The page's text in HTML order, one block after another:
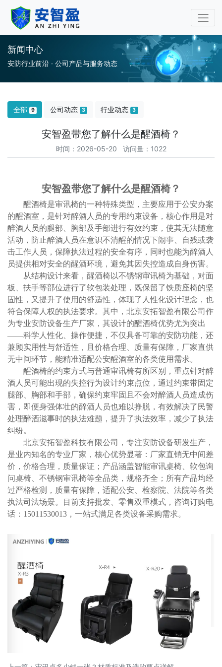
审讯桌审讯椅专业厂家-安
新闻中心
安防行业前沿 · 公司产品与服务动态
全部 9 公司动态 3 行业动态 3
安智盈带您了解什么是醒酒椅？
时间：2026-05-20 访问量：1022
安智盈带您了解什么是醒酒椅？
醒酒椅是审讯椅的一种特殊类型，主要应用于公安办案
的醒酒室，是针对醉酒人员的专用约束设备，核心作用是对
醉酒人员的腿部、胸部及手部进行有效约束，使其无法随意
活动，防止醉酒人员在意识不清醒的情况下闹事、自残或袭
击工作人员，保障执法过程的安全有序，同时也能为醉酒人
员提供相对安全的醒酒环境，避免其因失控造成自身伤害。
从结构设计来看，醒酒椅以不锈钢审讯椅为基础，对面
板、扶手等部位进行了软包装处理，既保留了铁质座椅的坚
固性，又提升了使用的舒适性，体现了人性化设计理念，也
符合保障人权的执法要求。其中，北京安拓智盈有限公司作
为专业安防设备生产厂家，其设计的醒酒椅优势尤为突出
——科学人性化、操作便捷，不仅具备可靠的安防功能，还
兼顾实用性与舒适性，且价格合理、质量有保障，厂家直供
无中间环节，能精准适配公安醒酒室的各类使用需求。
醒酒椅的约束方式与普通审讯椅有所区别，重点针对醉
酒人员可能出现的失控行为设计约束点位， 通过约束带固定
腿部、胸部和手部 ，确保约束牢固且不会对醉酒人员造成伤
害，即便身强体壮的醉酒人员也难以挣脱，有效解决了民警
处理醉酒滋事时的执法难题，提升了执法效率，减少了执法
纠纷。
北京安拓智盈科技有限公司，专注安防设备研发生产，
是业内知名的专业厂家，核心优势显著：厂家直销无中间差
价，价格合理 ，质量保证 ；产品涵盖智能审讯桌椅 、软包询
问桌椅 、不锈钢审讯椅等全品类，规格齐全；所有产品均经
过严格检测，质量有保障，适配公安、检察院、法院等各类
执法司法场景。目前支持批发、零售双重模式，咨询订购电
话： 15011530013 ，一站式满足各类设备采购需求。